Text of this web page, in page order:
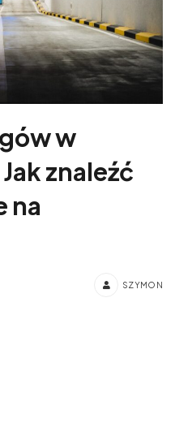
w
znaleźć
na
SZYMON